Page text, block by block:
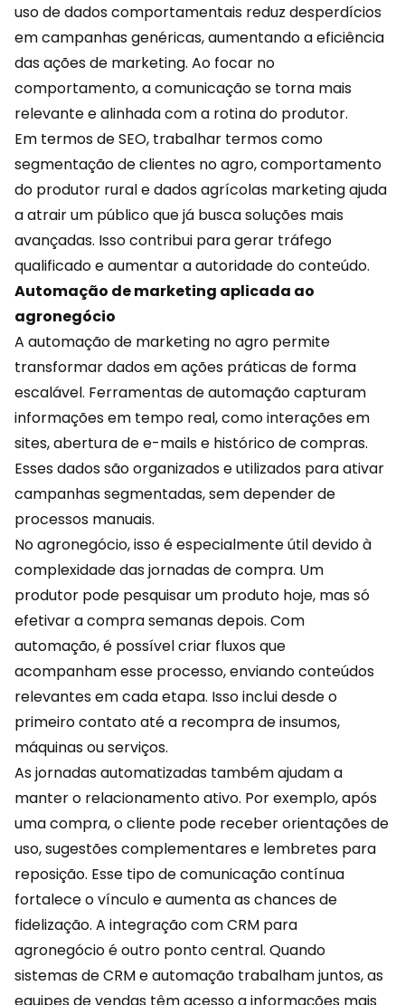
uso de dados comportamentais reduz desperdícios
em campanhas genéricas, aumentando a eficiência
das ações de marketing. Ao focar no
comportamento, a comunicação se torna mais
relevante e alinhada com a rotina do produtor.
Em termos de SEO, trabalhar termos como
segmentação de clientes no agro, comportamento
do produtor rural e dados agrícolas marketing ajuda
a atrair um público que já busca soluções mais
avançadas. Isso contribui para gerar tráfego
qualificado e aumentar a autoridade do conteúdo.
Automação de marketing aplicada ao
agronegócio
A automação de marketing no agro permite
transformar dados em ações práticas de forma
escalável. Ferramentas deautomaçãocapturam
informações em tempo real, como interações em
sites, abertura de e-mails e histórico de compras.
Esses dados são organizados e utilizados para ativar
campanhas segmentadas, sem depender de
processos manuais.
No agronegócio, isso é especialmente útil devido à
complexidade das jornadas de compra. Um
produtor pode pesquisar um produto hoje, mas só
efetivar a compra semanas depois. Com
automação, é possível criar fluxos que
acompanham esse processo, enviando conteúdos
relevantes em cada etapa. Isso inclui desde o
primeiro contato até a recompra de insumos,
máquinas ou serviços.
As jornadas automatizadas também ajudam a
manter o relacionamento ativo. Por exemplo, após
uma compra, o cliente pode receber orientações de
uso, sugestões complementares e lembretes para
reposição. Esse tipo de comunicação contínua
fortalece o vínculo e aumenta as chances de
fidelização. A integração comCRM para
agronegócio é outro ponto central. Quando
sistemas de CRM e automação trabalham juntos, as
equipes de vendas têm acesso a informações mais